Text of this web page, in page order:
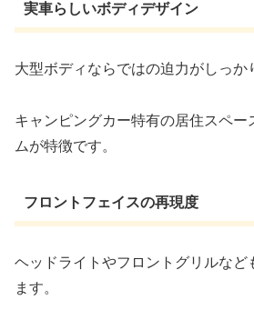
実車らしいボディデザイン
大型ボディならではの迫力がしっか
キャンピングカー特有の居住スペー
ムが特徴です。
フロントフェイスの再現度
ヘッドライトやフロントグリルなど
ます。